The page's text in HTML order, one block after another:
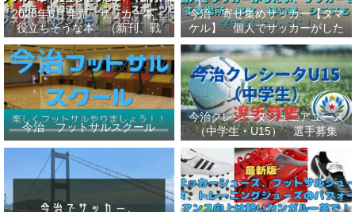
2026年6月発売 サッカー本＋
役立ちそうな本 （新刊、戦
術、自伝、指導法、トレンド、
スポーツビジネス、高校サッカ
ー）勝つ方法、上手くなる方法
を見つけよう！
今治 寄せ集めサッカー【タマ
ケル】 個人でサッカーがした
い、サッカーをする場所、男
女、初心者、シニアも学生もい
っしょに！【タマケル】
今治 フットサルスクール
今治クレシータジュニアユース
（中学生・U15） 選手募集